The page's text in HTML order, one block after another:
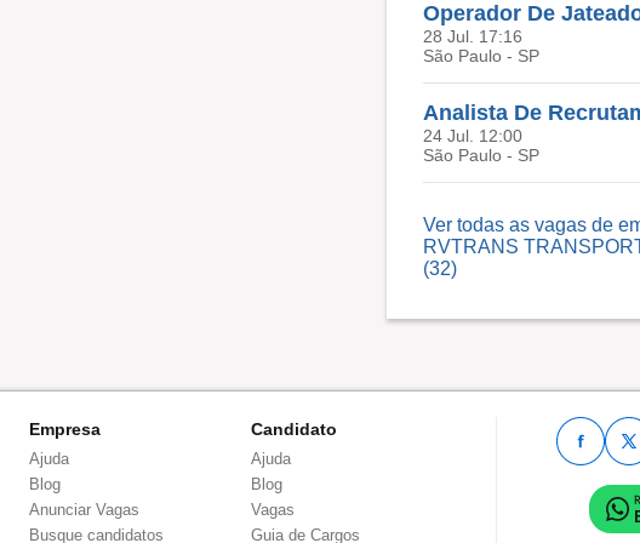
Operador De
28 Jul. 17:16
São Paulo - SP
24 Jul. 12:00
São Paulo - SP
Ver todas as vagas de
RVTRANS
(32)
Empresa
Ajuda
Blog
Anunciar Vagas
Busque candidatos
Candidato
Ajuda
Blog
Vagas
Guia de Cargos